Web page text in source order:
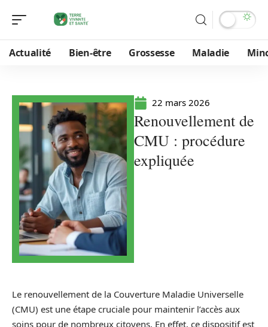
Actualité Bien-être Grossesse Maladie
22 mars 2026
Renouvellement de
CMU : procédure
expliquée
Le renouvellement de la Couverture Maladie Universelle
(CMU) est une étape cruciale pour maintenir l’accès aux
soins pour de nombreux citoyens. En effet, ce dispositif est